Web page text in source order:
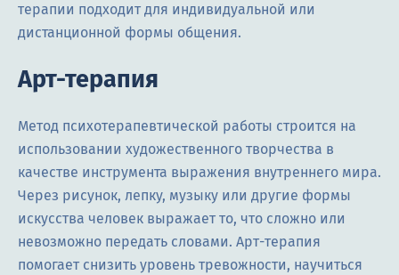
терапии подходит для индивидуальной или
дистанционной формы общения.
Арт-терапия
Метод психотерапевтической работы строится на
использовании художественного творчества в
качестве инструмента выражения внутреннего мира.
Через рисунок, лепку, музыку или другие формы
искусства человек выражает то, что сложно или
невозможно передать словами. Арт-терапия
помогает снизить уровень тревожности, научиться